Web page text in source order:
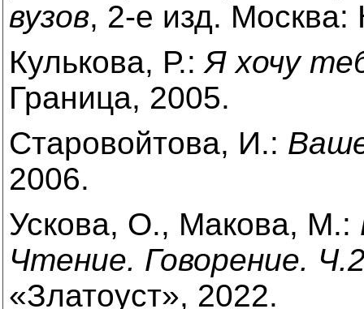
вузов, 2-е изд.
Кулькова, Р.:Я хочу
Граница, 2005.
Старовойтова, И.:
2006.
Ускова, О., Макова, М.:
Чтение. Говорение.
«Златоуст», 2022.